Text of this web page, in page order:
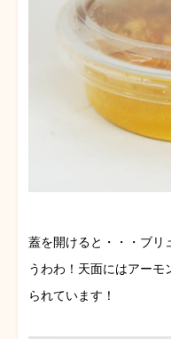
蓋を開けると・・・ブリ
うわわ！天面にはアーモ
られています！